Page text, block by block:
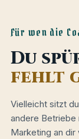
Für wen die
Du
fehlt
Vielleicht sitzt
andere Betriebe
Marketing an dir